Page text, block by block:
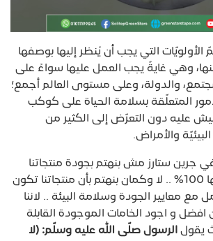
الأولويّات التي يجب أن يُنظر إليها بوصفها
وهي غايةٌ يجب العمل عليها سواءً على
والدولة، وعلى مستوى العالم أجمع؛
المتعلّقة بسلامة الحياة على كوكب
عليه دون التعرّض إلى الكثير من
والأمراض.
جرين ستارز مش بنهتم بجودة منتجاتنا
بس الي واثقين فيها 100% .. لا وكمان بنهتم بأن منتجاتنا تكون
معايير الجودة وسلامة البيئة .. لاننا
و اجود الخامات الموجودة القابلة
يقول الرسول صلّى الله عليه وسلّم: (لا